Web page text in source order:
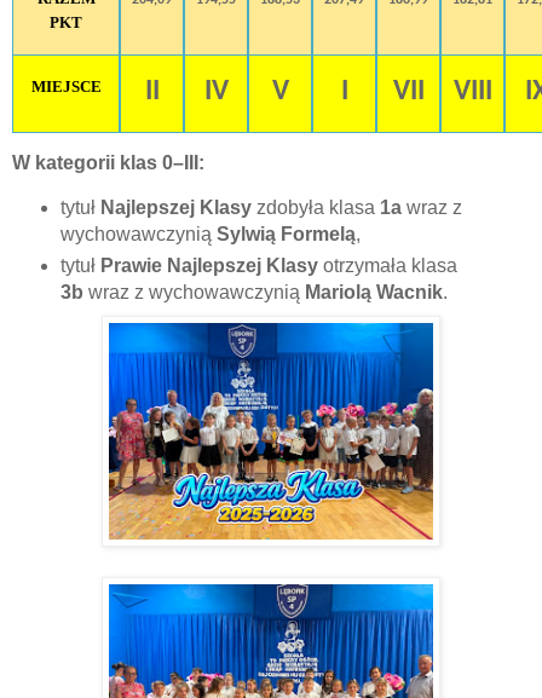
PKT
MIEJSCE II IV V I VII VIII
W kategorii klas 0–III:
tytuł Najlepszej Klasyzdobyła klasa 1awraz z
wychowawczynią Sylwią Formelą,
tytuł Prawie Najlepszej Klasyotrzymała klasa
3b wraz z wychowawczynią Mariolą Wacnik.